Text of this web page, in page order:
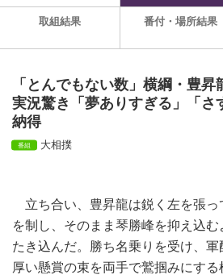
取組結果 番付・場所結果
「とんでもない数」横綱・豊
実況驚き「夢ありすぎる」「さ
納得
大相撲
立ち合い、豊昇龍は鋭く左を張っ
を制し、そのまま琴勝峰を抑え込
たき込んだ。勝ち名乗りを受け、
厚い懸賞の束を両手で鷲掴みにす